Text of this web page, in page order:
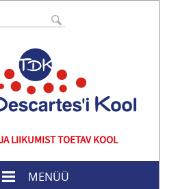
LIIKUMIST TOETAV KOOL
MENÜÜ